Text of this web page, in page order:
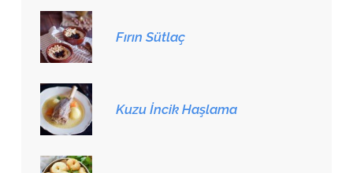
Fırın Sütlaç
Kuzu İncik Haşlama